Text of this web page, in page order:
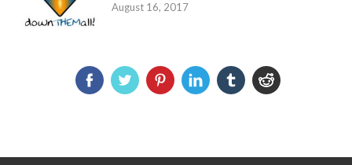
August 16, 2017